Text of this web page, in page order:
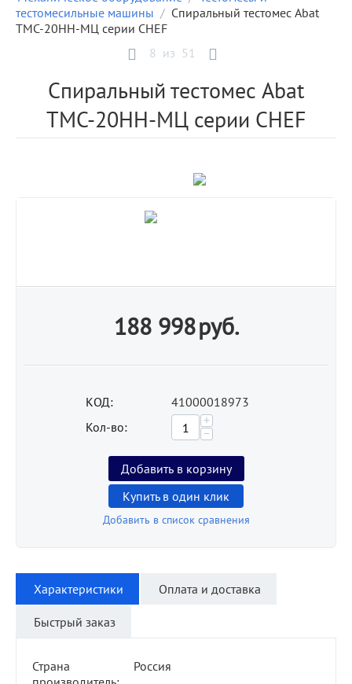
тестомесильные машины / Спиральный тестомес Abat
ТМС-20НН-МЦ серии CHEF
8 из 51
Спиральный тестомес Abat
ТМС-20НН-МЦ серии CHEF
188 998руб.
КОД:
41000018973
Кол-во:
+
−
Добавить в корзину
Купить в один клик
Добавить в список сравнения
Характеристики Оплата и доставка
Быстрый заказ
Страна
Россия